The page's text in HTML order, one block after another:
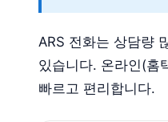
ARS 전화는 상담량
있습니다. 온라인(홈
빠르고 편리합니다.